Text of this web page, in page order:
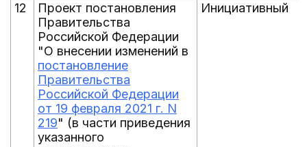
12
Проект постановления
Правительства
Российской Федерации
"О внесении изменений в
постановление
Правительства
Российской Федерации
от 19 февраля 2021 г. N
219" (в части приведения
указанного
Инициативный